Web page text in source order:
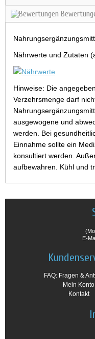
Nährwerte und Zutaten
Hinweise: Die
Verzehrsmenge darf
ausgewogene und
werden. Bei
Einnahme sollte ein
konsultiert werden.
aufbewahren. Kühl und
E-
FAQ: Fragen &
Mein Konto
Kontakt